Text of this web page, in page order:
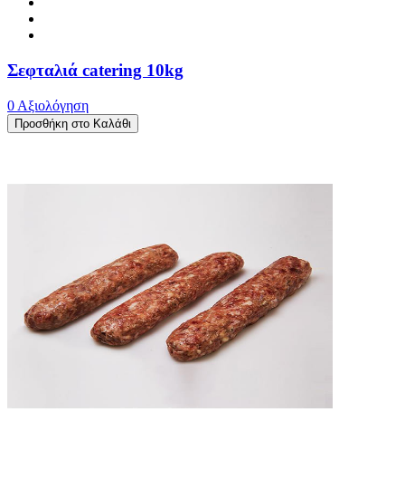
Σεφταλιά catering 10kg
0 Αξιολόγηση
Προσθήκη στο Καλάθι